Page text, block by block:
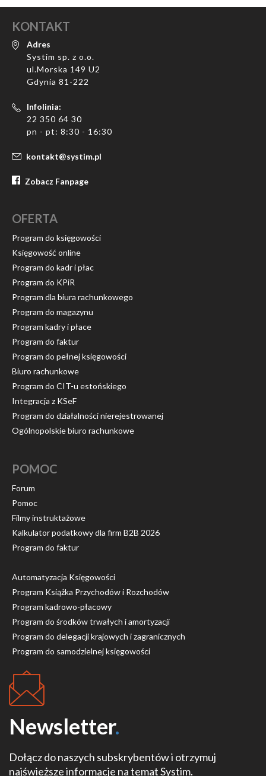
KONTAKT
Adres
Systim sp. z o.o.
ul.Morska 149 U2
Gdynia 81-222
Infolinia:
22 350 64 30
pn - pt: 8:30 - 16:30
kontakt@systim.pl
Zobacz Fanpage
OFERTA
Program do księgowości
Księgowość online
Program do kadr i płac
Program do KPiR
Program dla biura rachunkowego
Program do magazynu
Program kadry i płace
Program do faktur
Program do pełnej księgowości
Biuro rachunkowe
Program do CIT-u estońskiego
Integracja z KSeF
Program do działalności nierejestrowanej
Ogólnopolskie biuro rachunkowe
POMOC
Forum
Pomoc
Filmy instruktażowe
Kalkulator podatkowy dla firm B2B 2026
Program do faktur
Automatyzacja Księgowości
Program Książka Przychodów i Rozchodów
Program kadrowo-płacowy
Program do środków trwałych i amortyzacji
Program do delegacji krajowych i zagranicznych
Program do samodzielnej księgowości
Newsletter.
Dołącz do naszych subskrybentów i otrzymuj
najświeższe informacje na temat Systim.